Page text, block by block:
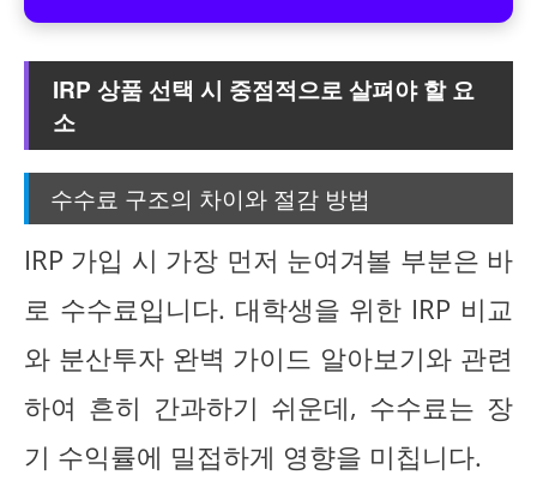
IRP 상품 선택 시 중점적으로 살펴야 할 요
소
수수료 구조의 차이와 절감 방법
IRP 가입 시 가장 먼저 눈여겨볼 부분은 바
로 수수료입니다. 대학생을 위한 IRP 비교
와 분산투자 완벽 가이드 알아보기와 관련
하여 흔히 간과하기 쉬운데, 수수료는 장
기 수익률에 밀접하게 영향을 미칩니다.